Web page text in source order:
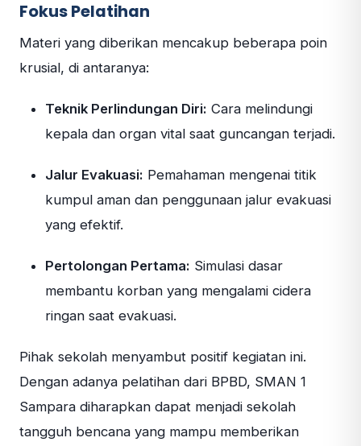
Fokus Pelatihan
Materi yang diberikan mencakup beberapa poin
krusial, di antaranya:
Teknik Perlindungan Diri: Cara melindungi
kepala dan organ vital saat guncangan terjadi.
Jalur Evakuasi: Pemahaman mengenai titik
kumpul aman dan penggunaan jalur evakuasi
yang efektif.
Pertolongan Pertama: Simulasi dasar
membantu korban yang mengalami cidera
ringan saat evakuasi.
Pihak sekolah menyambut positif kegiatan ini.
Dengan adanya pelatihan dari BPBD, SMAN 1
Sampara diharapkan dapat menjadi sekolah
tangguh bencana yang mampu memberikan